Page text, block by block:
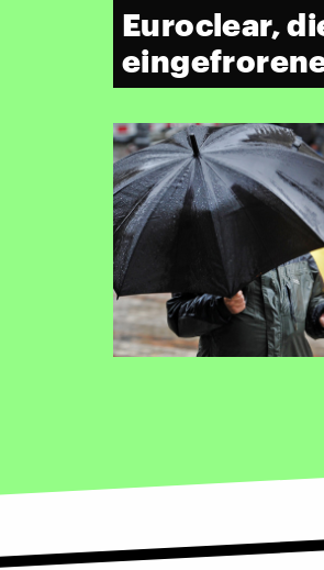
Euroclear,